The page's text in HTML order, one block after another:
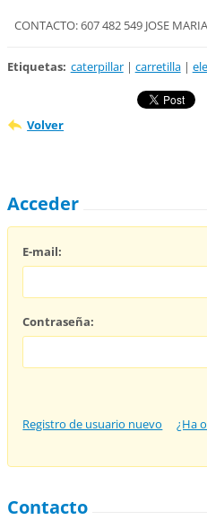
CONTACTO: 607 482 549 JOSE MARIA
Etiquetas: caterpillar | carretilla |
Volver
Acceder
E-mail:
Contraseña:
Registro de usuario nuevo ¿Ha
Contacto